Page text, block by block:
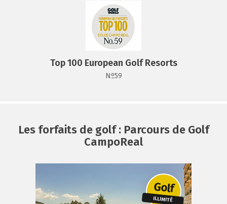
Top 100 European Golf Resorts
Nº59
Les forfaits de golf : Parcours de Golf
CampoReal
Golf
ILLIMITÉ